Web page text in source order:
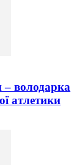
– володарка
атлетики